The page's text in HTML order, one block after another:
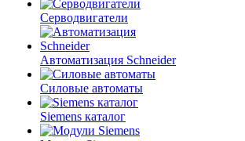
Серводвигатели
Автоматизация Schneider
Силовые автоматы
Siemens каталог